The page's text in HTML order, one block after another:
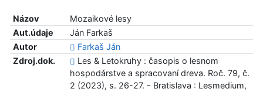
Názov
Mozaikové lesy
Aut.údaje
Ján Farkaš
Autor
Farkaš Ján
Zdroj.dok.
Les & Letokruhy : časopis o lesnom
hospodárstve a spracovaní dreva. Roč. 79, č.
2 (2023), s. 26-27. - Bratislava : Lesmedium,